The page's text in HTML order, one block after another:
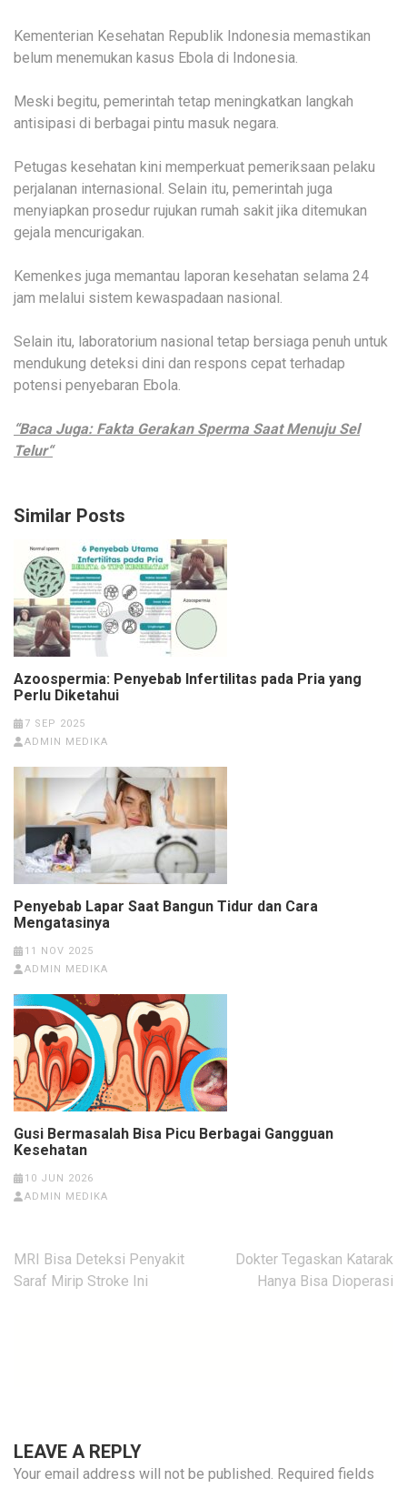
Kementerian Kesehatan Republik Indonesia memastikan
belum menemukan kasus Ebola di Indonesia.
Meski begitu, pemerintah tetap meningkatkan langkah
antisipasi di berbagai pintu masuk negara.
Petugas kesehatan kini memperkuat pemeriksaan pelaku
perjalanan internasional. Selain itu, pemerintah juga
menyiapkan prosedur rujukan rumah sakit jika ditemukan
gejala mencurigakan.
Kemenkes juga memantau laporan kesehatan selama 24
jam melalui sistem kewaspadaan nasional.
Selain itu, laboratorium nasional tetap bersiaga penuh untuk
mendukung deteksi dini dan respons cepat terhadap
potensi penyebaran Ebola.
“Baca Juga: Fakta Gerakan Sperma Saat Menuju Sel
Telur“
Similar Posts
Azoospermia: Penyebab Infertilitas pada Pria yang
Perlu Diketahui
7 SEP 2025
ADMIN MEDIKA
Penyebab Lapar Saat Bangun Tidur dan Cara
Mengatasinya
11 NOV 2025
ADMIN MEDIKA
Gusi Bermasalah Bisa Picu Berbagai Gangguan
Kesehatan
10 JUN 2026
ADMIN MEDIKA
Post
navigation
MRI Bisa Deteksi Penyakit
Saraf Mirip Stroke Ini
Dokter Tegaskan Katarak
Hanya Bisa Dioperasi
LEAVE A REPLY
Your email address will not be published. Required fields